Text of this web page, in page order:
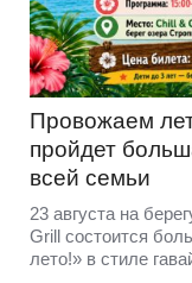
Провожаем
пройдет
всей семьи
23 августа на
Grill состоится
лето!» в стиле